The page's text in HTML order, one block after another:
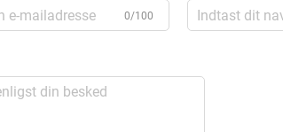
0/100